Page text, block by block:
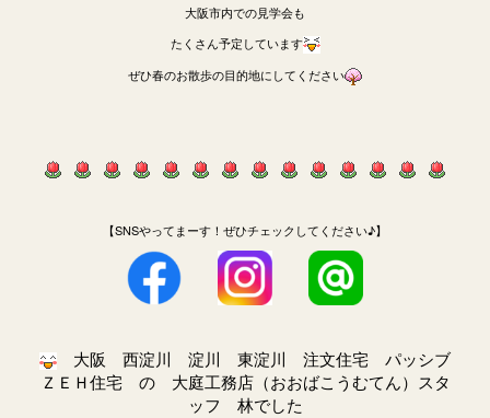
大阪市内での見学会も
たくさん予定しています
ぜひ春のお散歩の目的地にしてください
【SNSやってまーす！ぜひチェックしてください♪】
大阪 西淀川 淀川 東淀川 注文住宅 パッシブ
ＺＥＨ住宅 の 大庭工務店（おおばこうむてん）スタ
ッフ 林でした